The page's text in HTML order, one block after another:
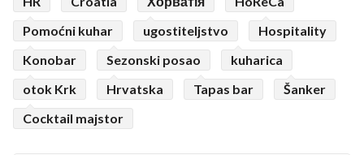
Pomoćni kuhar
ugostiteljstvo
Hospitality
Konobar
Sezonski posao
kuharica
otok Krk
Hrvatska Tapas bar
Šanker
Cocktail majstor